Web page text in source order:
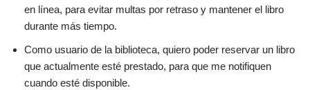
en línea, para evitar multas por retraso y mantener el libro
durante más tiempo.
Como usuario de la biblioteca, quiero poder reservar un libro
que actualmente esté prestado, para que me notifiquen
cuando esté disponible.